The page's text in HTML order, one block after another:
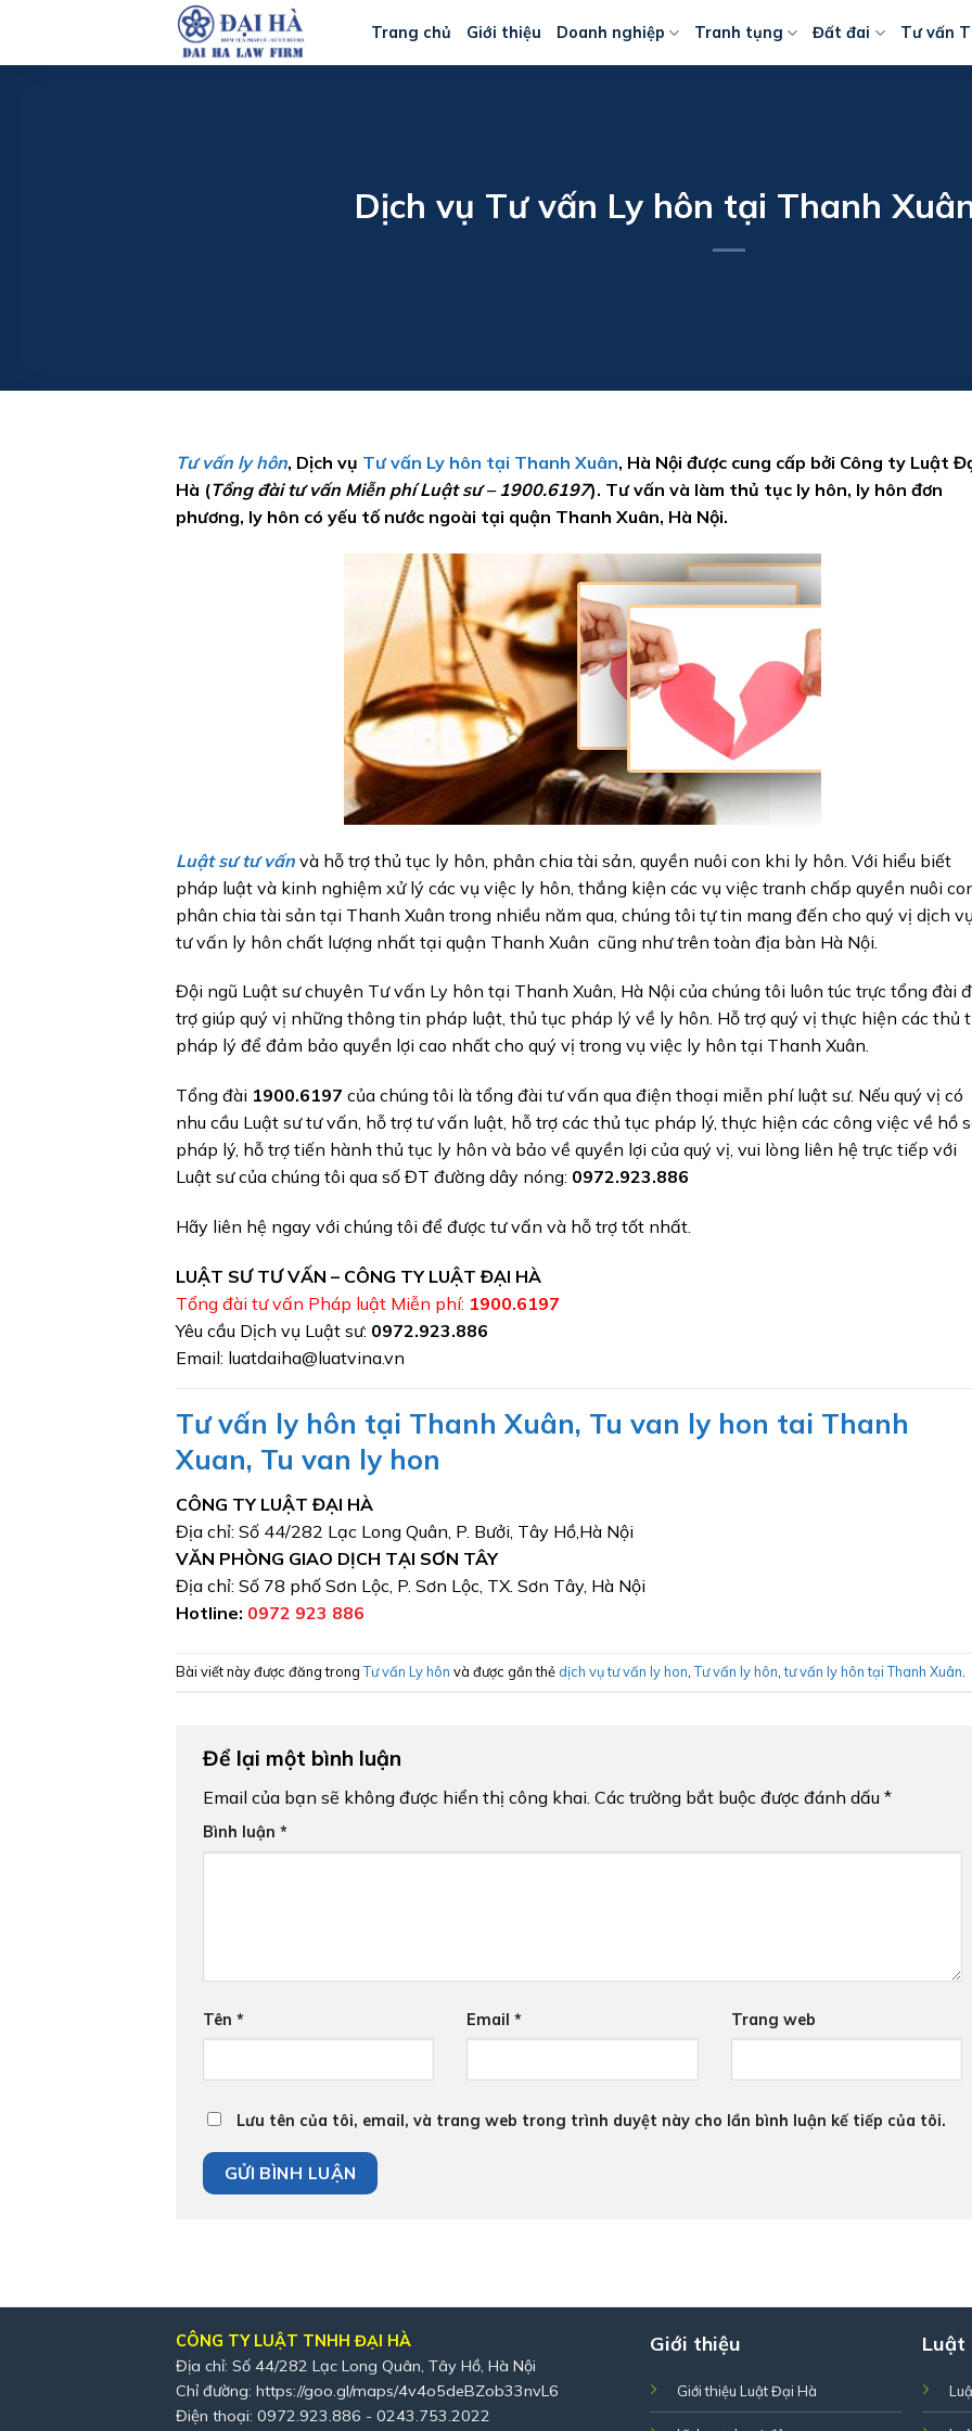
nội
Trang chủ Giới thiệu Doanh nghiệp Tranh tụng Đất đai Tư vấn
Dịch vụ Tư vấn Ly hôn tại Thanh
Tư vấn ly hôn, Dịch vụ Tư vấn Ly hôn tại Thanh Xuân, Hà Nội được cung cấp bởi Công ty Luật
Hà (Tổng đài tư vấn Miễn phí Luật sư – 1900.6197). Tư vấn và làm thủ tục ly hôn, ly hôn đơn
phương, ly hôn có yếu tố nước ngoài tại quận Thanh Xuân, Hà Nội.
Luật sư tư vấn và hỗ trợ thủ tục ly hôn, phân chia tài sản, quyền nuôi con khi ly hôn. Với hiểu biết
pháp luật và kinh nghiệm xử lý các vụ việc ly hôn, thắng kiện các vụ việc tranh chấp quyền nuôi
phân chia tài sản tại Thanh Xuân trong nhiều năm qua, chúng tôi tự tin mang đến cho quý vị dịch vụ
tư vấn ly hôn chất lượng nhất tại quận Thanh Xuân cũng như trên toàn địa bàn Hà Nội.
Đội ngũ Luật sư chuyên Tư vấn Ly hôn tại Thanh Xuân, Hà Nội của chúng tôi luôn túc trực tổng đài
trợ giúp quý vị những thông tin pháp luật, thủ tục pháp lý về ly hôn. Hỗ trợ quý vị thực hiện các thủ
pháp lý để đảm bảo quyền lợi cao nhất cho quý vị trong vụ việc ly hôn tại Thanh Xuân.
Tổng đài 1900.6197 của chúng tôi là tổng đài tư vấn qua điện thoại miễn phí luật sư. Nếu quý vị có
nhu cầu Luật sư tư vấn, hỗ trợ tư vấn luật, hỗ trợ các thủ tục pháp lý, thực hiện các công việc về hồ
pháp lý, hỗ trợ tiến hành thủ tục ly hôn và bảo về quyền lợi của quý vị, vui lòng liên hệ trực tiếp với
Luật sư của chúng tôi qua số ĐT đường dây nóng: 0972.923.886
Hãy liên hệ ngay với chúng tôi để được tư vấn và hỗ trợ tốt nhất.
LUẬT SƯ TƯ VẤN – CÔNG TY LUẬT ĐẠI HÀ
Tổng đài tư vấn Pháp luật Miễn phí: 1900.6197
Yêu cầu Dịch vụ Luật sư: 0972.923.886
Email: luatdaiha@luatvina.vn
Tư vấn ly hôn tại Thanh Xuân, Tu van ly hon tai Thanh
Xuan, Tu van ly hon
CÔNG TY LUẬT ĐẠI HÀ
Địa chỉ: Số 44/282 Lạc Long Quân, P. Bưởi, Tây Hồ,Hà Nội
VĂN PHÒNG GIAO DỊCH TẠI SƠN TÂY
Địa chỉ: Số 78 phố Sơn Lộc, P. Sơn Lộc, TX. Sơn Tây, Hà Nội
Hotline: 0972 923 886
Bài viết này được đăng trongTư vấn Ly hôn và được gắn thẻ dịch vụ tư vấn ly hon ,Tư vấn ly hôn ,tư vấn ly hôn tại Thanh Xuân
Để lại một bình luận
Email của bạn sẽ không được hiển thị công khai. Các trường bắt buộc được đánh dấu *
Bình luận *
Tên * Email* Trang web
Lưu tên của tôi, email, và trang web trong trình duyệt này cho lần bình luận kế tiếp của tôi.
CÔNG TY LUẬT TNHH ĐẠI HÀ
Địa chỉ: Số 44/282 Lạc Long Quân, Tây Hồ, Hà Nội
Chỉ đường: https://goo.gl/maps/4v4o5deBZob33nvL6
Điện thoại: 0972.923.886 - 0243.753.2022
Giới thiệu
Giới thiệu Luật Đại Hà
Luật